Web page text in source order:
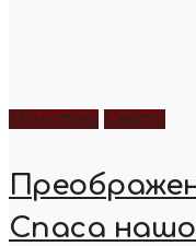
Молитва Свята
Спаса